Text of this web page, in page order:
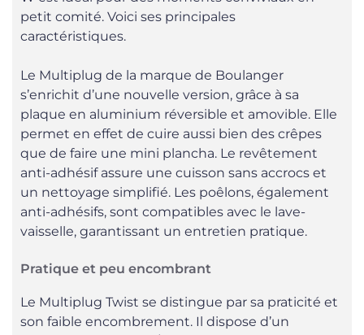
petit comité. Voici ses principales
caractéristiques.
Le Multiplug de la marque de Boulanger
s’enrichit d’une nouvelle version, grâce à sa
plaque en aluminium réversible et amovible. Elle
permet en effet de cuire aussi bien des crêpes
que de faire une mini plancha. Le revêtement
anti-adhésif assure une cuisson sans accrocs et
un nettoyage simplifié. Les poêlons, également
anti-adhésifs, sont compatibles avec le lave-
vaisselle, garantissant un entretien pratique.
Pratique et peu encombrant
Le Multiplug Twist se distingue par sa praticité et
son faible encombrement. Il dispose d’un